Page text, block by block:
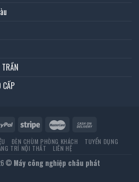
CẤP
ĐÈN CHÙM PHÒNG KHÁCH TUYỂN DỤNG
TRÍ NỘI THẤT LIÊN HỆ
© Máy công nghiệp châu phát